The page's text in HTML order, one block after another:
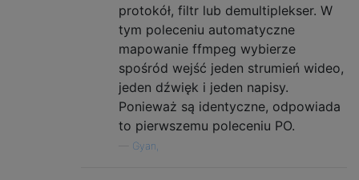
protokół, filtr lub demultiplekser. W
tym poleceniu automatyczne
mapowanie ffmpeg wybierze
spośród wejść jeden strumień wideo,
jeden dźwięk i jeden napisy.
Ponieważ są identyczne, odpowiada
to pierwszemu poleceniu PO.
Gyan,